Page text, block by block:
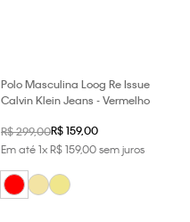
Polo Masculina Loog Re Issue
Calvin Klein Jeans - Vermelho
R$299,00R$159,00
Em até1xR$159,00sem juros